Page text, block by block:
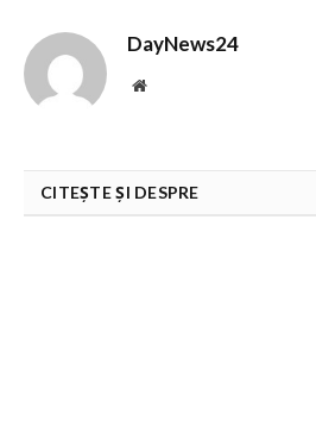
DayNews24
Website
CITEȘTE ȘI DESPRE